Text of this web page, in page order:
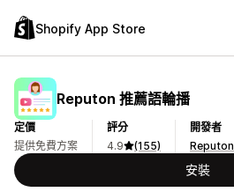
Shopify App Store
Reputon 推薦語輪播
定價
提供免費方案
評分
4.9
(155)
開發者
Reputon
安裝